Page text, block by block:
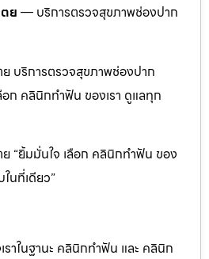
ย — บริการตรวจสุขภาพช่องปาก
บริการตรวจสุขภาพช่องปาก
ก คลินิกทำฟัน ของเรา ดูแลทุก
“ยิ้มมั่นใจ เลือก คลินิกทำฟัน ของ
นที่เดียว”
าในฐานะ คลินิกทำฟัน และ คลินิก